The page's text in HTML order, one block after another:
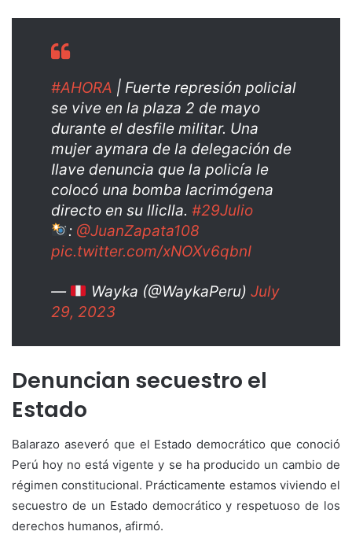
#AHORA | Fuerte represión policial
se vive en la plaza 2 de mayo
durante el desfile militar. Una
mujer aymara de la delegación de
Ilave denuncia que la policía le
colocó una bomba lacrimógena
directo en su lliclla. #29Julio
: @JuanZapata108
pic.twitter.com/xNOXv6qbnI
— Wayka (@WaykaPeru) July
29, 2023
Denuncian secuestro el
Estado
Balarazo aseveró que el Estado democrático que conoció
Perú hoy no está vigente y se ha producido un cambio de
régimen constitucional. Prácticamente estamos viviendo el
secuestro de un Estado democrático y respetuoso de los
derechos humanos, afirmó.